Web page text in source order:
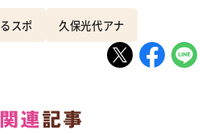
スポ 久保光代アナ